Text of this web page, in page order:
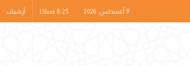
9 أغسطس، 2026 | 8:25 صباحًا أرشيف